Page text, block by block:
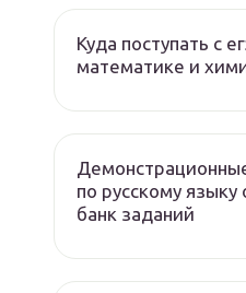
Куда поступать с
математике и
по русскому
банк заданий